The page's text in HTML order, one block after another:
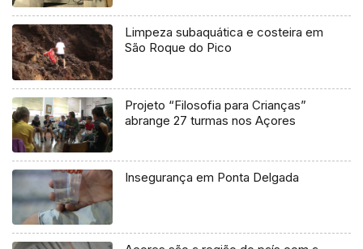
Limpeza subaquática e costeira em
São Roque do Pico
Projeto “Filosofia para Crianças”
abrange 27 turmas nos Açores
Insegurança em Ponta Delgada